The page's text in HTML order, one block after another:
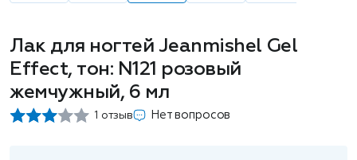
Лак для ногтей Jeanmishel Gel
Effect, тон: N121 розовый
жемчужный, 6 мл
1 отзыв Нет вопросов